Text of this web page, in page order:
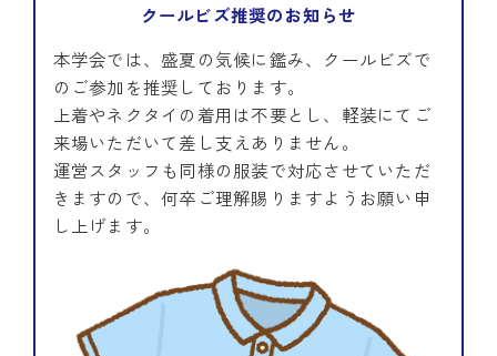
クールビズ推奨のお知らせ
本学会では、盛夏の気候に鑑み、クールビズで
のご参加を推奨しております。
上着やネクタイの着用は不要とし、軽装にてご
来場いただいて差し支えありません。
運営スタッフも同様の服装で対応させていただ
きますので、何卒ご理解賜りますようお願い申
し上げます。